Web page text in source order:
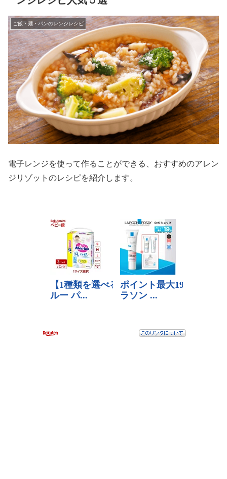
ご飯・麺・パンのレンジレシピ
電子レンジを使って作ることができる、おすすめのアレン
ジリゾットのレシピを紹介します。